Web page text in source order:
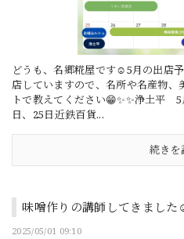
どうも、名郷糀屋です☺5月の出店
店していますので、名所や名産物
トで教えてください😁✨✨浄土平
日、25日近鉄百貨...
続きを
味噌作りの講師してきました
2025/05/01 09:10